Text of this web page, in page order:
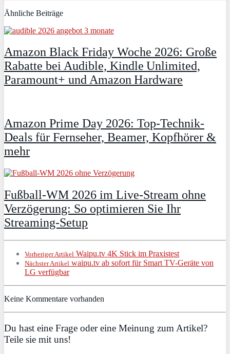
Ähnliche Beiträge
Amazon Black Friday Woche 2026: Große
Rabatte bei Audible, Kindle Unlimited,
Paramount+ und Amazon Hardware
Amazon Prime Day 2026: Top-Technik-
Deals für Fernseher, Beamer, Kopfhörer &
mehr
Fußball-WM 2026 im Live-Stream ohne
Verzögerung: So optimieren Sie Ihr
Streaming-Setup
Vorheriger Artikel Waipu.tv 4K Stick im Praxistest
Nächster Artikel waipu.tv ab sofort für Smart TV-Geräte von
LG verfügbar
Keine Kommentare vorhanden
Du hast eine Frage oder eine Meinung zum Artikel?
Teile sie mit uns!